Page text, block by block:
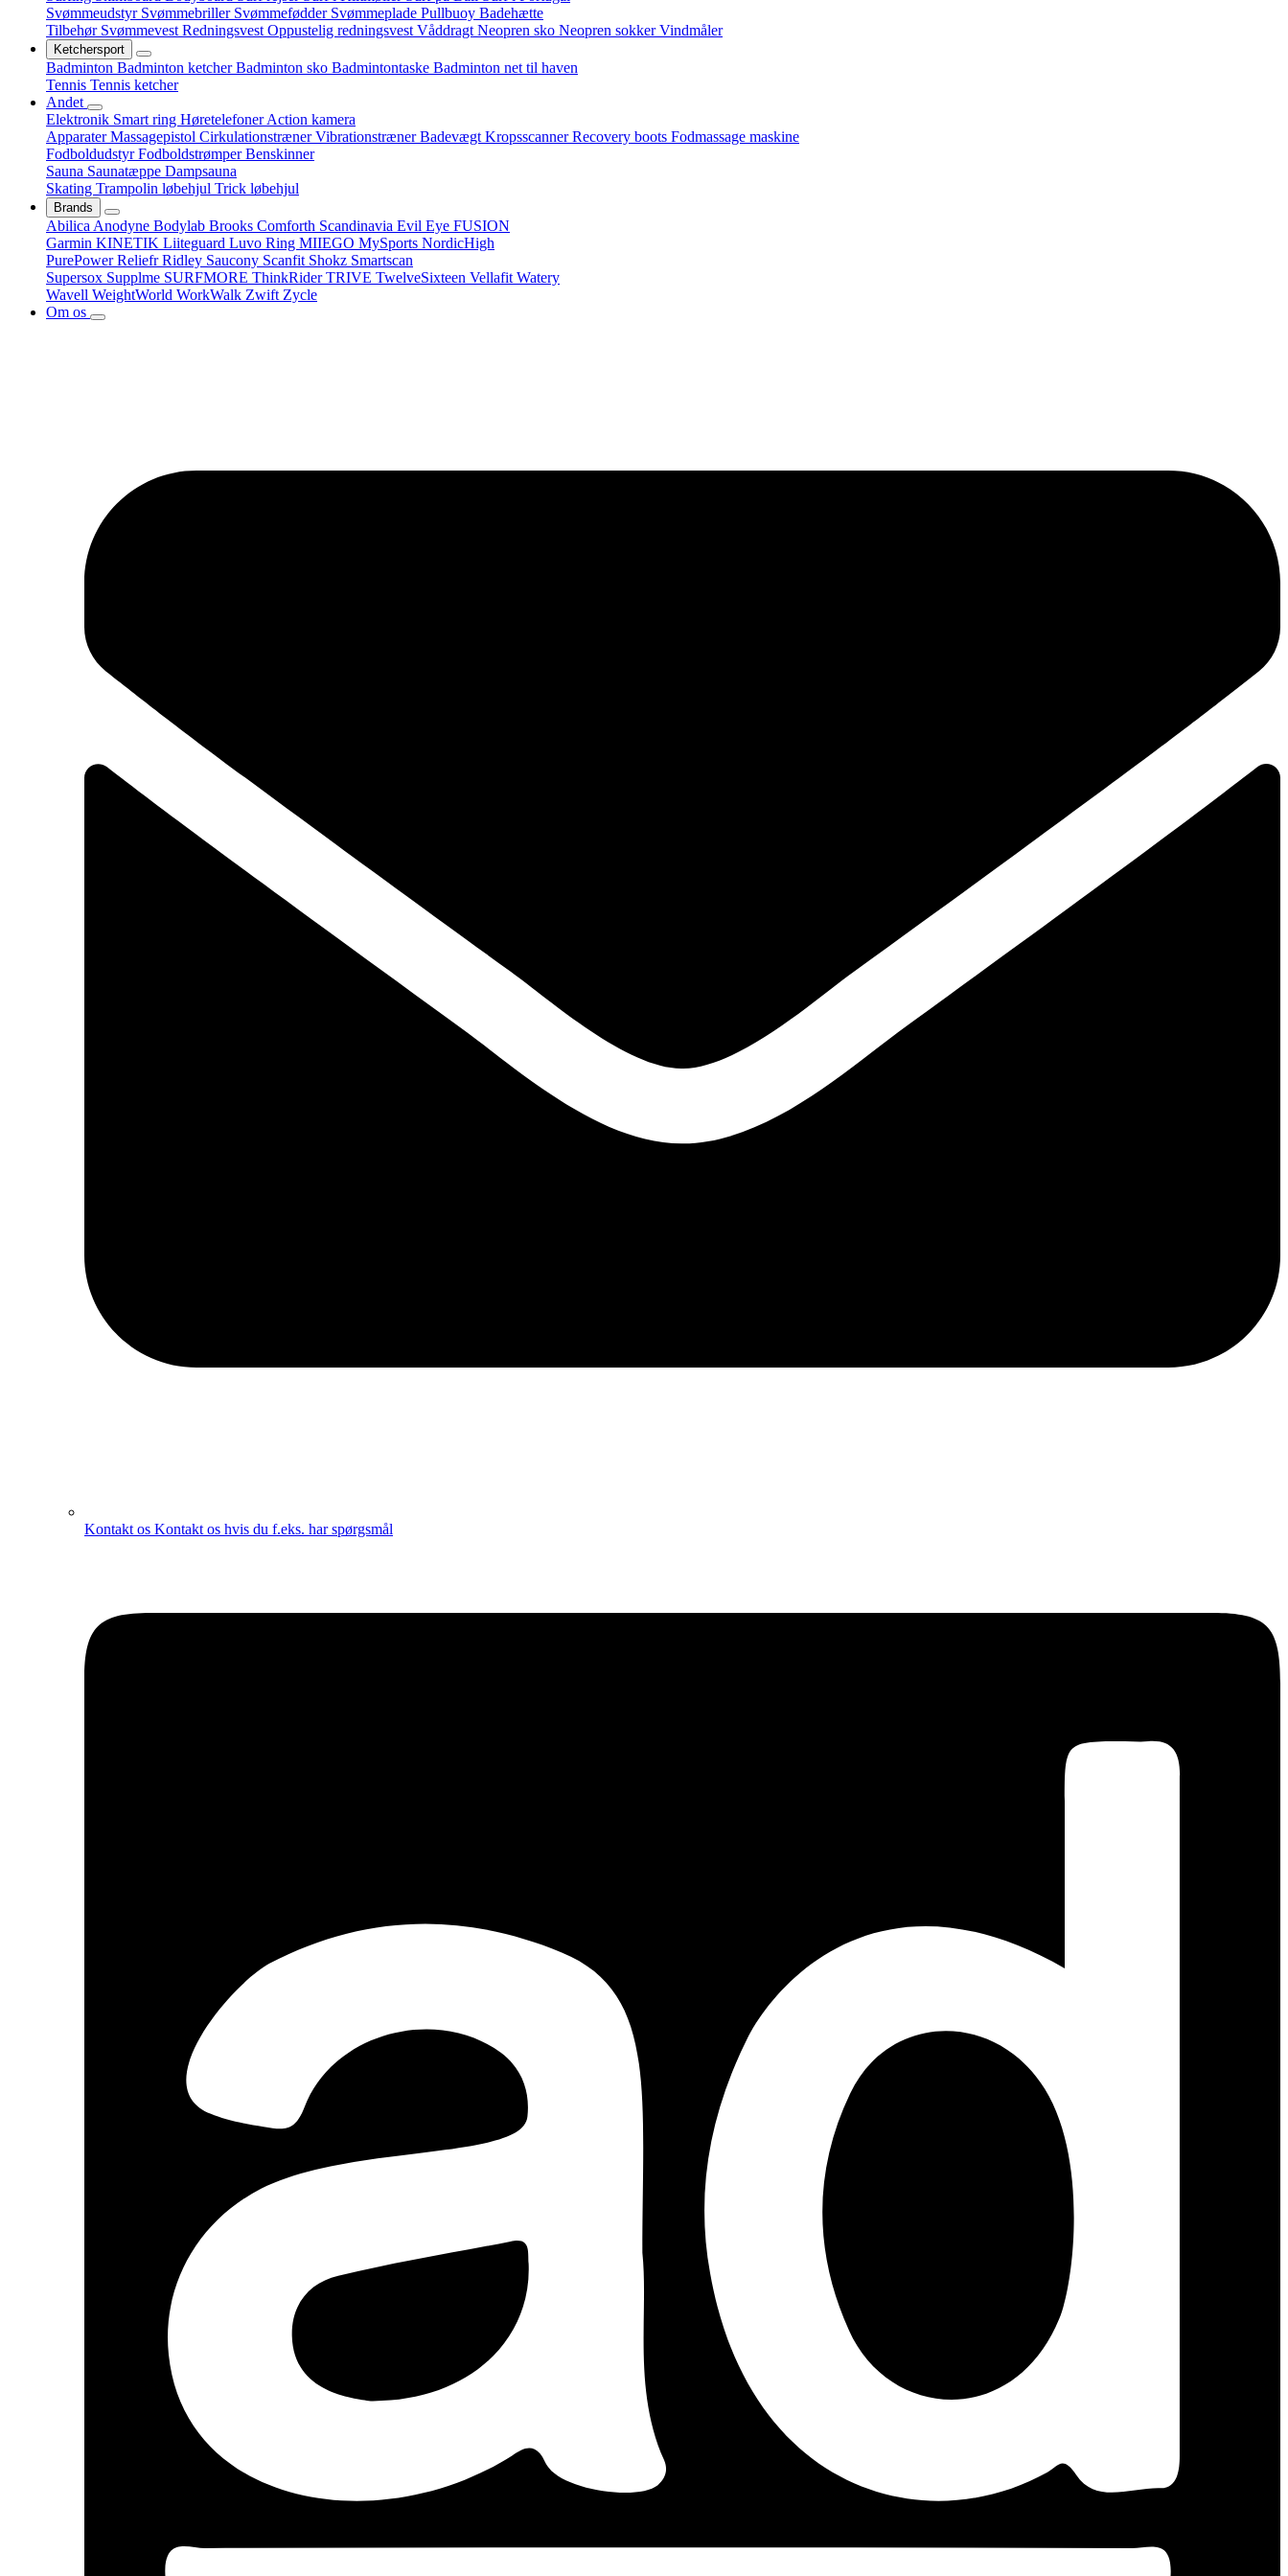
Svømmeudstyr Svømmebriller Svømmefødder Svømmeplade Pullbuoy Badehætte
Tilbehør Svømmevest Redningsvest Oppustelig redningsvest Våddragt Neopren sko Neopren sokkerVindmåler
Ketchersport
Badminton Badminton ketcherBadminton sko Badmintontaske Badminton net til haven
Tennis Tennis ketcher
Andet
Elektronik Smart ring HøretelefonerAction kamera
ApparaterMassagepistol CirkulationstrænerVibrationstrænerBadevægt KropsscannerRecovery boots Fodmassage maskine
FodboldudstyrFodboldstrømperBenskinner
Sauna Saunatæppe Dampsauna
Skating Trampolin løbehjul Trick løbehjul
Brands
Abilica Anodyne Bodylab Brooks Comforth Scandinavia Evil Eye FUSION
Garmin KINETIK Liiteguard Luvo Ring MIIEGO MySports NordicHigh
PurePowerReliefrRidley Saucony Scanfit Shokz Smartscan
Supersox Supplme SURFMORE ThinkRiderTRIVE TwelveSixteen Vellafit Watery
Wavell WeightWorld WorkWalk Zwift Zycle
Om os
Kontakt os Kontakt os hvis du f.eks. har spørgsmål